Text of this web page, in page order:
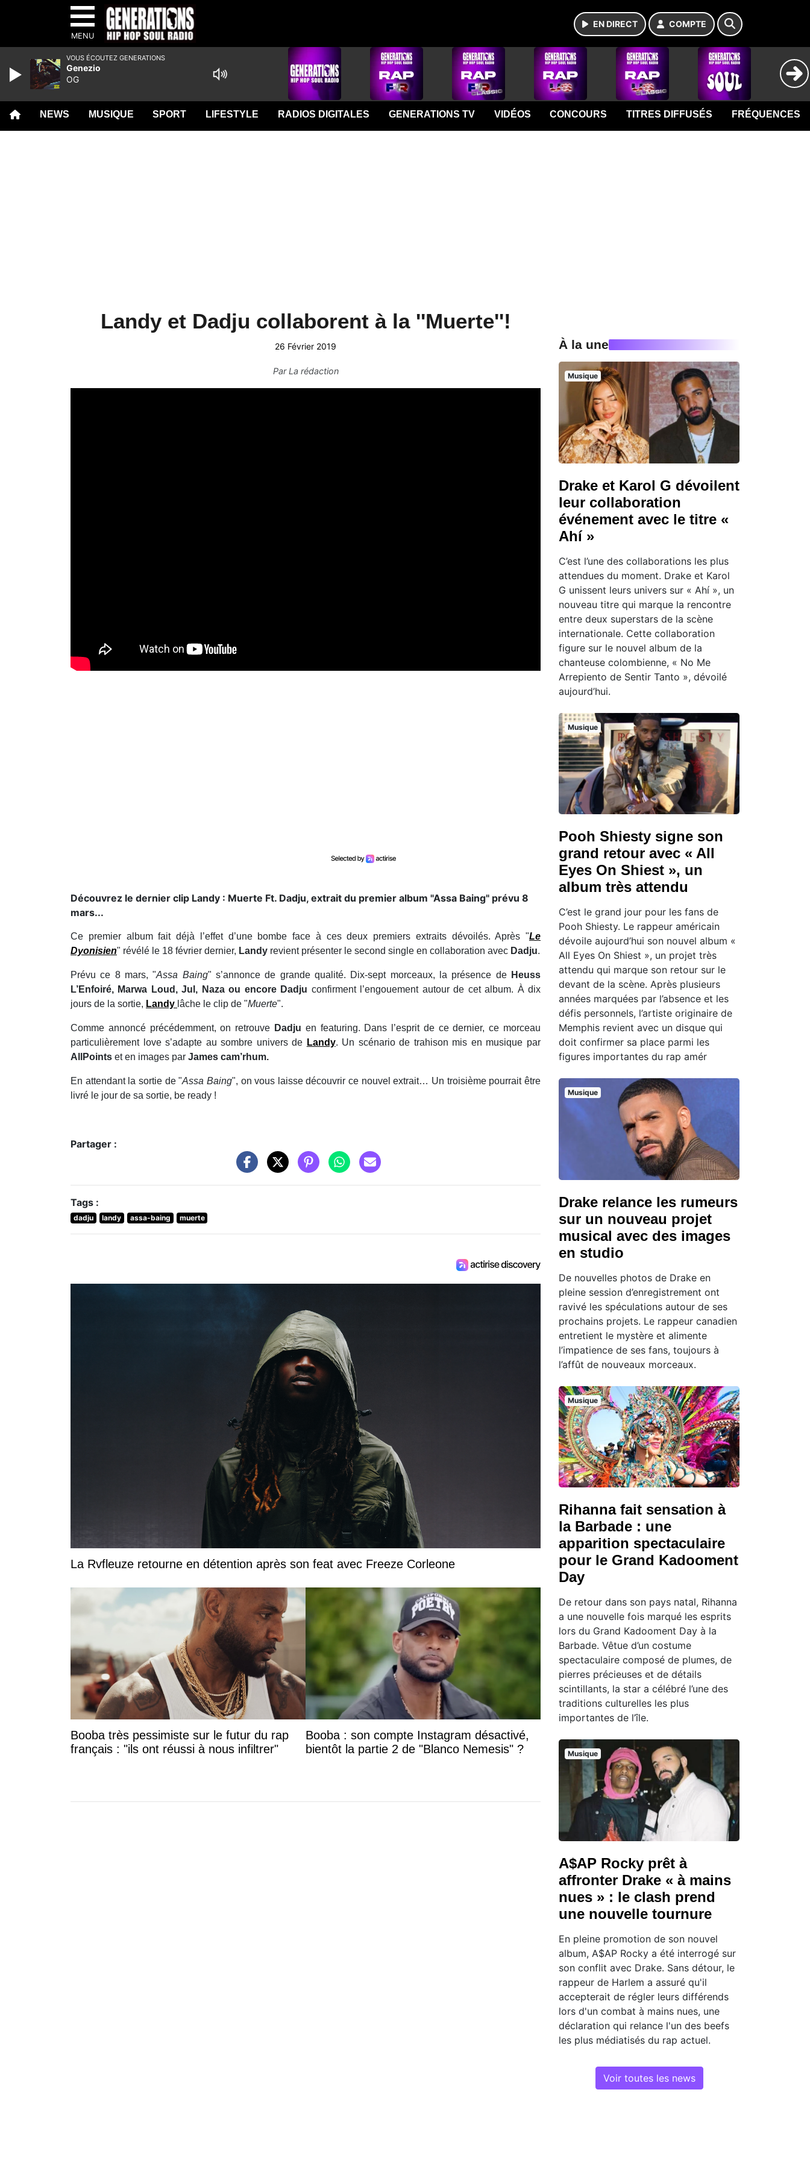
MENU
EN DIRECT COMPTE
NEWS MUSIQUE SPORT LIFESTYLE RADIOS DIGITALES GENERATIONS TV VIDÉOS CONCOURS TITRES DIFFUSÉS FRÉQUENCES
Landy et Dadju collaborent à la ''Muerte''!
26 Février 2019
ParLa rédaction
Découvrez le dernier clip Landy : Muerte Ft. Dadju, extrait du premier album "Assa Baing" prévu 8
mars...
Ce premier album fait déjà l’effet d’une bombe face à ces deux premiers extraits dévoilés. Après "Le
Dyonisien" révélé le 18 février dernier, Landy revient présenter le second single en collaboration avec Dadju.
Prévu ce 8 mars, "Assa Baing" s’annonce de grande qualité. Dix-sept morceaux, la présence de Heuss
L’Enfoiré, Marwa Loud, Jul, Naza ou encore Dadju confirment l’engouement autour de cet album. À dix
jours de la sortie, Landy lâche le clip de "Muerte".
Comme annoncé précédemment, on retrouve Dadju en featuring. Dans l’esprit de ce dernier, ce morceau
particulièrement love s’adapte au sombre univers de Landy. Un scénario de trahison mis en musique par
AllPoints et en images par James cam’rhum.
En attendant la sortie de "Assa Baing", on vous laisse découvrir ce nouvel extrait… Un troisième pourrait être
livré le jour de sa sortie, be ready !
Partager :
Tags :
dadju landy assa-baing muerte
La Rvfleuze retourne en détention après son feat avec Freeze Corleone
Booba très pessimiste sur le futur du rap
français : "ils ont réussi à nous infiltrer"
Booba : son compte Instagram désactivé,
bientôt la partie 2 de "Blanco Nemesis" ?
À la une
Musique
Drake et Karol G dévoilent
leur collaboration
événement avec le titre «
Ahí »
C’est l’une des collaborations les plus
attendues du moment. Drake et Karol
G unissent leurs univers sur « Ahí », un
nouveau titre qui marque la rencontre
entre deux superstars de la scène
internationale. Cette collaboration
figure sur le nouvel album de la
chanteuse colombienne, « No Me
Arrepiento de Sentir Tanto », dévoilé
aujourd’hui.
Musique
Pooh Shiesty signe son
grand retour avec « All
Eyes On Shiest », un
album très attendu
C’est le grand jour pour les fans de
Pooh Shiesty. Le rappeur américain
dévoile aujourd’hui son nouvel album «
All Eyes On Shiest », un projet très
attendu qui marque son retour sur le
devant de la scène. Après plusieurs
années marquées par l’absence et les
défis personnels, l’artiste originaire de
Memphis revient avec un disque qui
doit confirmer sa place parmi les
figures importantes du rap amér
Musique
Drake relance les rumeurs
sur un nouveau projet
musical avec des images
en studio
De nouvelles photos de Drake en
pleine session d’enregistrement ont
ravivé les spéculations autour de ses
prochains projets. Le rappeur canadien
entretient le mystère et alimente
l’impatience de ses fans, toujours à
l’affût de nouveaux morceaux.
Musique
Rihanna fait sensation à
la Barbade : une
apparition spectaculaire
pour le Grand Kadooment
Day
De retour dans son pays natal, Rihanna
a une nouvelle fois marqué les esprits
lors du Grand Kadooment Day à la
Barbade. Vêtue d’un costume
spectaculaire composé de plumes, de
pierres précieuses et de détails
scintillants, la star a célébré l’une des
traditions culturelles les plus
importantes de l’île.
Musique
A$AP Rocky prêt à
affronter Drake « à mains
nues » : le clash prend
une nouvelle tournure
En pleine promotion de son nouvel
album, A$AP Rocky a été interrogé sur
son conflit avec Drake. Sans détour, le
rappeur de Harlem a assuré qu'il
accepterait de régler leurs différends
lors d'un combat à mains nues, une
déclaration qui relance l'un des beefs
les plus médiatisés du rap actuel.
Voir toutes les news
VOUS ÉCOUTEZ GENERATIONS
Genezio
OG